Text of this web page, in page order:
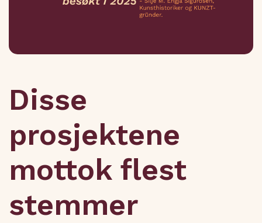
Disse
prosjektene
mottok flest
stemmer